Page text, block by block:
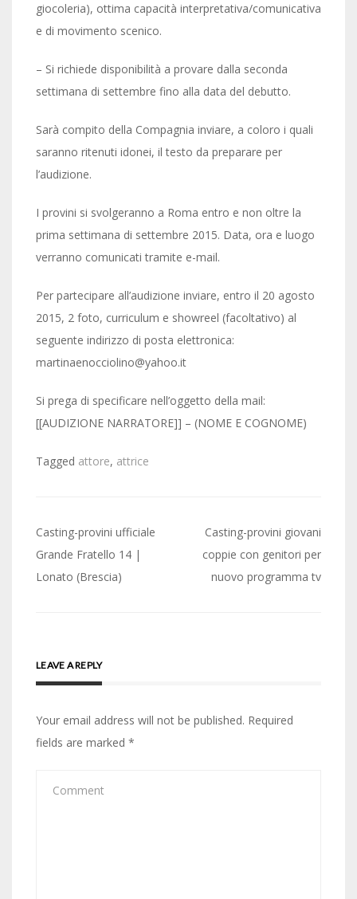
giocoleria), ottima capacità interpretativa/comunicativa
e di movimento scenico.
– Si richiede disponibilità a provare dalla seconda
settimana di settembre fino alla data del debutto.
Sarà compito della Compagnia inviare, a coloro i quali
saranno ritenuti idonei, il testo da preparare per
l’audizione.
I provini si svolgeranno a Roma entro e non oltre la
prima settimana di settembre 2015. Data, ora e luogo
verranno comunicati tramite e-mail.
Per partecipare all’audizione inviare, entro il 20 agosto
2015, 2 foto, curriculum e showreel (facoltativo) al
seguente indirizzo di posta elettronica:
martinaenocciolino@yahoo.it
Si prega di specificare nell’oggetto della mail:
[[AUDIZIONE NARRATORE]] – (NOME E COGNOME)
Tagged attore, attrice
Post
navigation
Casting-provini ufficiale
Grande Fratello 14 |
Lonato (Brescia)
Casting-provini giovani
coppie con genitori per
nuovo programma tv
LEAVE A REPLY
Your email address will not be published. Required
fields are marked *